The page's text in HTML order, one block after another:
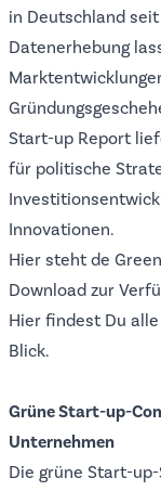
in Deutschland
Datenerhebung
Start-up Report
für politische
Innovationen.
Hier steht de
Download zur
Hier findest Du
Blick.
Grüne Start-up-
Unternehmen
Die grüne Start-